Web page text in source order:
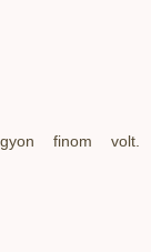
finom volt.